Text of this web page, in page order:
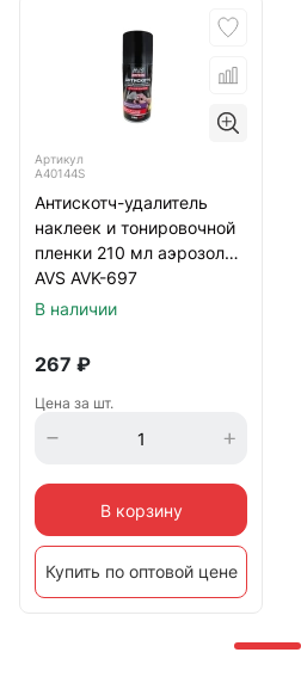
Артикул
A40144S
Антискотч-удалитель
наклеек и тонировочной
пленки 210 мл аэрозоль
AVS AVK-697
В наличии
267 ₽
Цена за шт.
В корзину
Купить по оптовой цене